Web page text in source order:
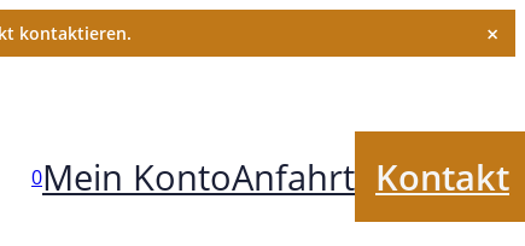
kontaktieren. ×
0Mein KontoAnfahrt Kontakt